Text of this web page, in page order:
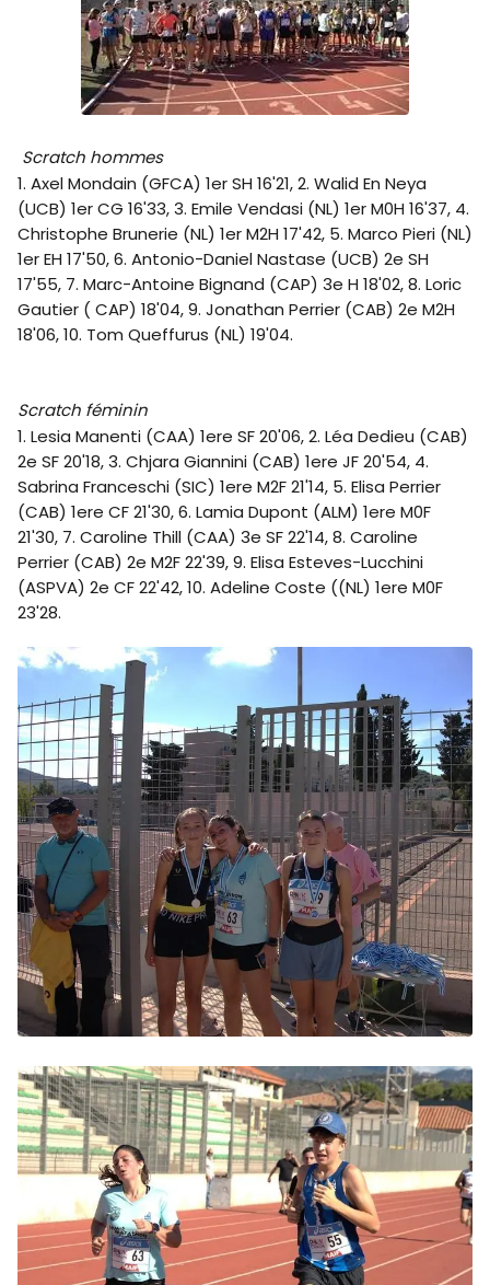
Scratch hommes
1. Axel Mondain (GFCA) 1er SH 16'21, 2. Walid En Neya
(UCB) 1er CG 16'33, 3. Emile Vendasi (NL) 1er M0H 16'37, 4.
Christophe Brunerie (NL) 1er M2H 17'42, 5. Marco Pieri (NL)
1er EH 17'50, 6. Antonio-Daniel Nastase (UCB) 2e SH
17'55, 7. Marc-Antoine Bignand (CAP) 3e H 18'02, 8. Loric
Gautier ( CAP) 18'04, 9. Jonathan Perrier (CAB) 2e M2H
18'06, 10. Tom Queffurus (NL) 19'04.
Scratch féminin
1. Lesia Manenti (CAA) 1ere SF 20'06, 2. Léa Dedieu (CAB)
2e SF 20'18, 3. Chjara Giannini (CAB) 1ere JF 20'54, 4.
Sabrina Franceschi (SIC) 1ere M2F 21'14, 5. Elisa Perrier
(CAB) 1ere CF 21'30, 6. Lamia Dupont (ALM) 1ere M0F
21'30, 7. Caroline Thill (CAA) 3e SF 22'14, 8. Caroline
Perrier (CAB) 2e M2F 22'39, 9. Elisa Esteves-Lucchini
(ASPVA) 2e CF 22'42, 10. Adeline Coste ((NL) 1ere M0F
23'28.